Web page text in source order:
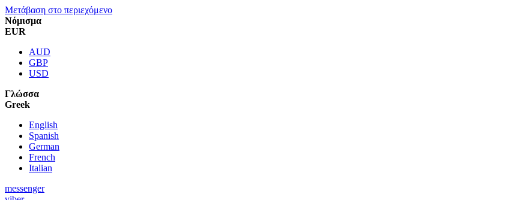
Μετάβαση στο περιεχόμενο
Νόμισμα
EUR
AUD
GBP
USD
Γλώσσα
Greek
English
Spanish
German
French
Italian
messenger